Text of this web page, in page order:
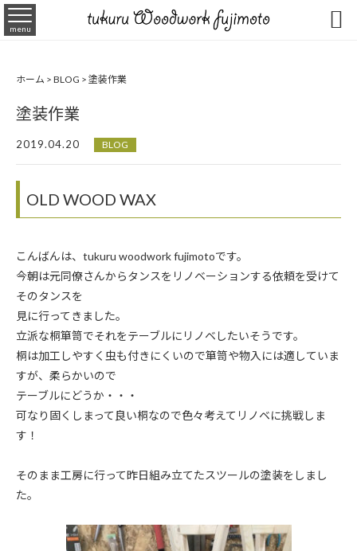
menu 
ホーム > BLOG > 塗装作業
塗装作業
2019.04.20 BLOG
OLD WOOD WAX
こんばんは、tukuru woodwork fujimotoです。
今朝は元同僚さんからタンスをリノベーションする依頼を受けて
そのタンスを
見に行ってきました。
立派な桐箪笥でそれをテーブルにリノベしたいそうです。
桐は加工しやすく虫も付きにくいので箪笥や物入には適していま
すが、柔らかいので
テーブルにどうか・・・
可なり固くしまって良い桐なので色々考えてリノベに挑戦しま
す！
そのまま工房に行って昨日組み立てたスツールの塗装をしまし
た。